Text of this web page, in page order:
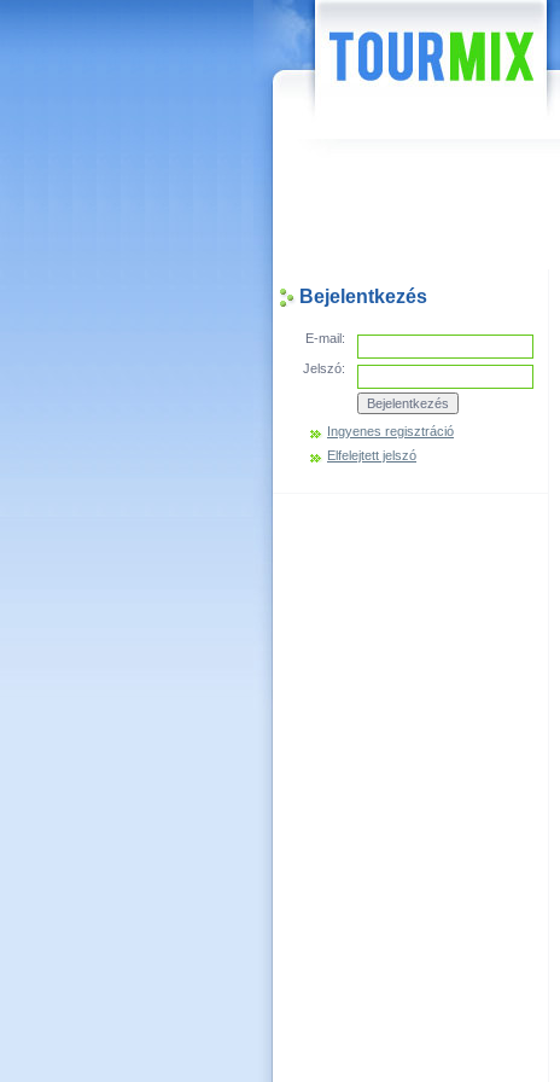
Bejelentkezés
E-mail:
Jelszó:
Ingyenes regisztráció
Elfelejtett jelszó